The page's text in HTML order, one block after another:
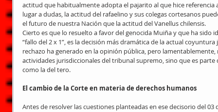
actitud que habitualmente adopta el pajarito al que hice referencia
lugar a dudas, la actitud del rafaelino y sus colegas cortesanos
el futuro de nuestra Nación que la actitud del Vanellus chilensis.
Cierto es que lo resuelto a favor del genocida Muiña y que ha
“fallo del 2 x 1”, es la decisión más dramática de la actual
rechazo ha generado en la opinión pública, pero
actividades jurisdiccionales del tribunal supremo, sino que es
como la del tero.
El cambio de la Corte en materia de derechos humanos
Antes de resolver las cuestiones planteadas en ese decisorio del